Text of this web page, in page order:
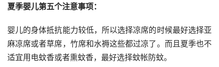
夏季婴儿第五个注意事项：
婴儿的身体抵抗能力较低，所以选择凉席的时候最好选择亚
麻凉席或者草席，竹席和水褥这些都过凉了。而且夏季也不
适宜用电蚊香或者熏蚊香，最好选择蚊帐防蚊。